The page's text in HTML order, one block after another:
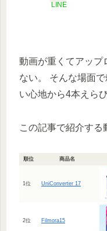
LINE
動画が重くてアップ
ない。 そんな場面
い心地から4本えら
この記事で紹介する
順位 商品名
1位 UniConverter 17
2位 Filmora15